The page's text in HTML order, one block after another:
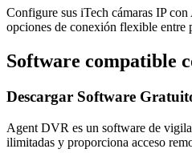
Configure sus iTech cámaras IP
opciones de conexión flexible entre
Software compatible
Descargar Software
Agent DVR es un software de
ilimitadas y proporciona acceso